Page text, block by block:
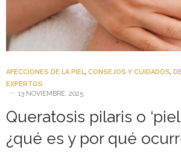
AFECCIONES DE LA PIEL, CONSEJOS Y CUIDADOS,
EXPERTOS
13 NOVIEMBRE, 2025
Queratosis pilaris o
¿qué es y por qué